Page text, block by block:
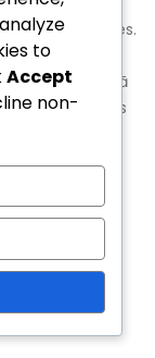
un vājās puses.
4-3-3, piedāvā
salīdzinājums
vislabāk
ar pieciem
salīdzinot ar
četrinieku
3-5 var radīt
to
Accept
non-